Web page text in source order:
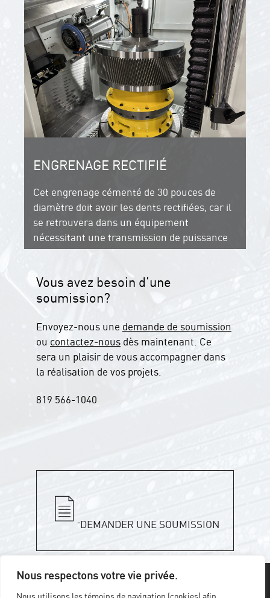
Nous respectons votre vie privée.
Nous utilisons les témoins de navigation (cookies) afin
ENGRENAGE RECTIFIÉ
Cet engrenage cémenté de 30 pouces de
diamètre doit avoir les dents rectifiées, car il
se retrouvera dans un équipement
nécessitant une transmission de puissance
optimale et un faible niveau de bruit.
Vous avez besoin d’une
soumission?
Envoyez-nous une demande de soumission
ou contactez-nous dès maintenant. Ce
sera un plaisir de vous accompagner dans
la réalisation de vos projets.
819 566-1040
DEMANDER UNE SOUMISSION